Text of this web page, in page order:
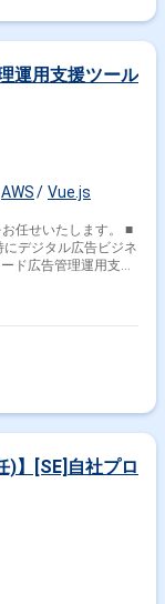
運用支援ツール
AWS Vue.js
せいたします。 ■
デジタル広告ビジネ
ド広告管理運用支援
システムの解析等
S3
)】[SE]自社プロ